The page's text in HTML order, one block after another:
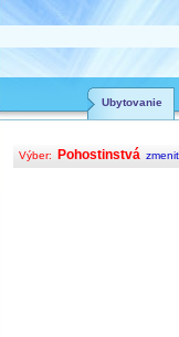
Ubytovanie
Výber: Pohostinstvá zmeniť